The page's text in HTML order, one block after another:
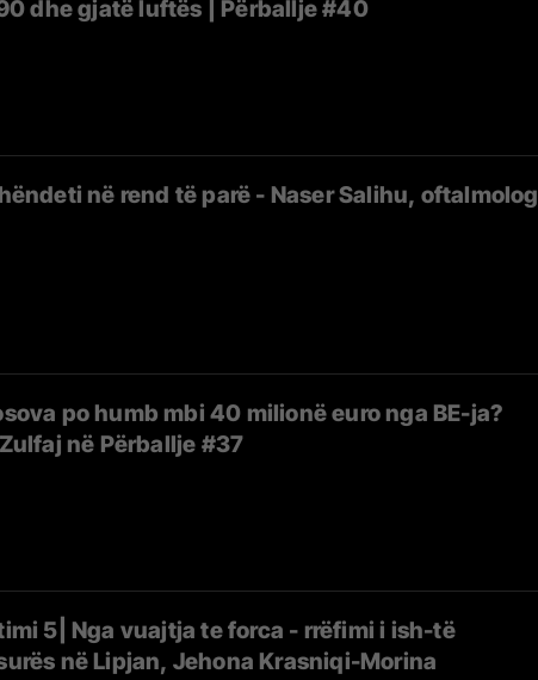
dhe gjatë luftës | Përballje #40
në rend të parë - Naser Salihu, oftalmolog
po humb mbi 40 milionë euro nga BE-ja?
në Përballje #37
5| Nga vuajtja te forca - rrëfimi i ish-të
në Lipjan, Jehona Krasniqi-Morina